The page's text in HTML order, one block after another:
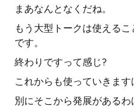
まあなんとなくだね。
もう大型トークは使える
です。
終わりですって感じ?
これからも使っていきます
別にそこから発展がある